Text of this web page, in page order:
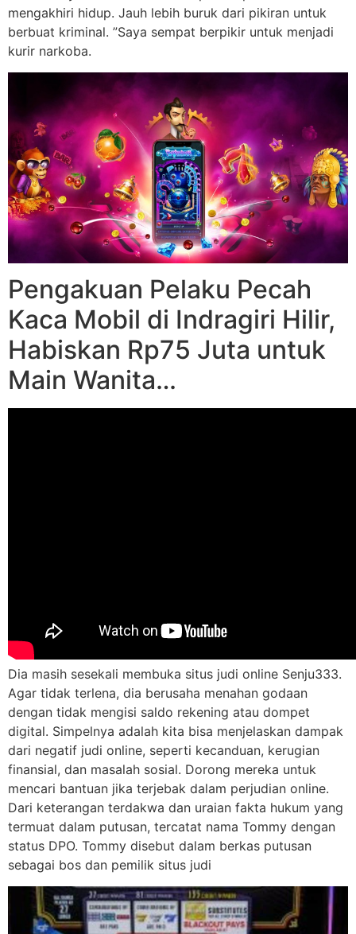
mengakhiri hidup. Jauh lebih buruk dari pikiran untuk
berbuat kriminal. ”Saya sempat berpikir untuk menjadi
kurir narkoba.
Pengakuan Pelaku Pecah
Kaca Mobil di Indragiri Hilir,
Habiskan Rp75 Juta untuk
Main Wanita…
Dia masih sesekali membuka situs judi online Senju333.
Agar tidak terlena, dia berusaha menahan godaan
dengan tidak mengisi saldo rekening atau dompet
digital. Simpelnya adalah kita bisa menjelaskan dampak
dari negatif judi online, seperti kecanduan, kerugian
finansial, dan masalah sosial. Dorong mereka untuk
mencari bantuan jika terjebak dalam perjudian online.
Dari keterangan terdakwa dan uraian fakta hukum yang
termuat dalam putusan, tercatat nama Tommy dengan
status DPO. Tommy disebut dalam berkas putusan
sebagai bos dan pemilik situs judi